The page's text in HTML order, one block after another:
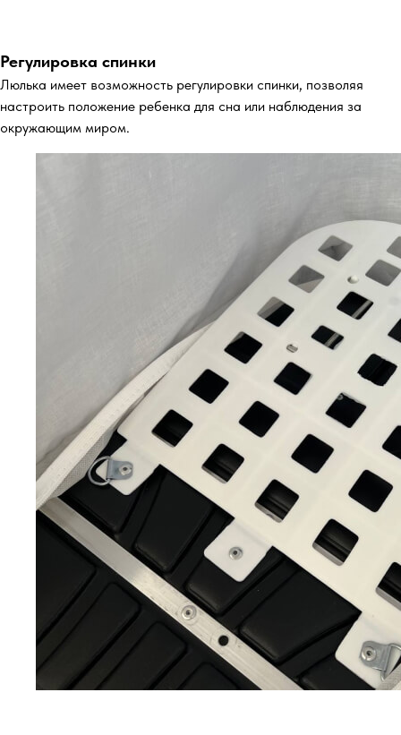
Регулировка спинки
Люлька имеет возможность регулировки спинки, позволяя
настроить положение ребенка для сна или наблюдения за
окружающим миром.